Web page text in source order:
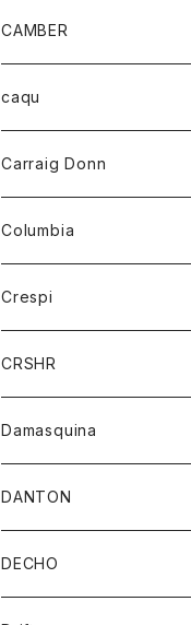
カードホルダー
チーフ
バンダナ
カーディガン
トレーナー
パーカー
ボトム
オーバーオール
ショートパンツ
レディース
オーバーオール
カーディガン
Tシャツ
パーカー
グッズ
靴
CAMBER
トップス
ハーフスリーブTシャツ
caqu
Carraig Donn
ニット
Columbia
アウター
ジャケット
Crespi
ジャケット
ワンピース
ブラウス
CRSHR
キャップ
Damasquina
ウォレット
カードケース
DANTON
アウター
DECHO